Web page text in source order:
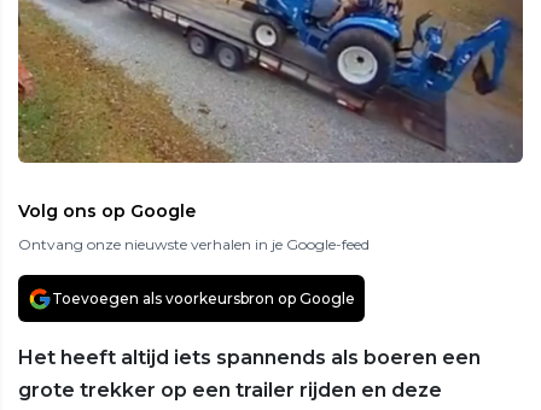
Volg ons op Google
Ontvang onze nieuwste verhalen in je Google-feed
Toevoegen als voorkeursbron op Google
Het heeft altijd iets spannends als boeren een
grote trekker op een trailer rijden en deze